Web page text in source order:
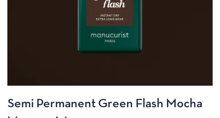
Semi Permanent Green Flash Mocha